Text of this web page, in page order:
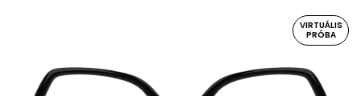
VIRTUÁLIS
PRÓBA